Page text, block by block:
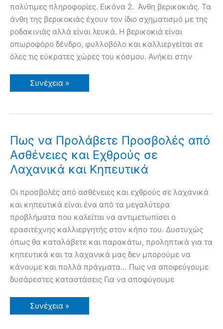
πολύτιμες πληροφορίες. Εικόνα 2. Άνθη βερικοκιάς. Τα
άνθη της βερικοκιάς έχουν τον ίδιο σχηματισμό με της
ροδακινιάς αλλά είναι λευκά. H βερικοκιά είναι
οπωροφόρο δένδρο, φυλλοβόλο και καλλιεργείται σε
όλες τις εύκρατες χώρες του κόσμου. Ανήκει στην
Καλλιέργεια
Βερικοκιάς
και
Ασθένειες
Συνέχεια »
Πως να Προλάβετε Προσβολές από
Ασθένειες και Εχθρούς σε
Λαχανικά και Κηπευτικά
Οι προσβολές από ασθένειες και εχθρούς σε λαχανικά
και κηπευτικά είναι ένα από τα μεγαλύτερα
προβλήματα που καλείται να αντιμετωπίσει ο
ερασιτέχνης καλλιεργητής στον κήπο του. Δυστυχώς
όπως θα καταλάβετε και παρακάτω, προληπτικά για τα
κηπευτικά και τα λαχανικά μας δεν μπορούμε να
κάνουμε και πολλά πράγματα… Πως να αποφεύγουμε
δυσάρεστες καταστάσεις Για να αποφύγουμε
Πως
να
Συνέχεια »